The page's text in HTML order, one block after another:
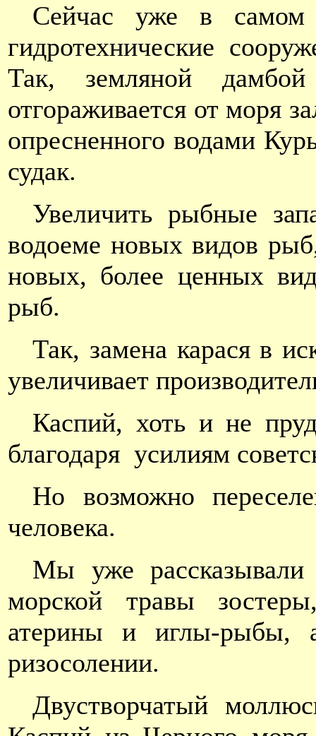
Сейчас уже в самом
гидротехнические
Так, земляной
отгораживается от моря
опресненного водами
судак.
Увеличить рыбные
водоеме новых видов
новых, более ценных
рыб.
Так, замена карася в
увеличивает
Каспий, хоть и не
благодаря усилиям
Но возможно
человека.
Мы уже рассказывали
морской травы
атерины и иглы-рыбы, а
ризосолении.
Двустворчатый